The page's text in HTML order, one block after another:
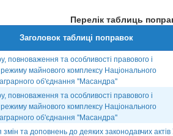
Перелік таблиць
Заголовок таблиці поправок
повноваження та особливості правового і
режиму майнового комплексу Національного
об'єднання ''Масандра''
повноваження та особливості правового і
режиму майнового комплексу Національного
об'єднання ''Масандра''
та доповнень до деяких законодавчих актів